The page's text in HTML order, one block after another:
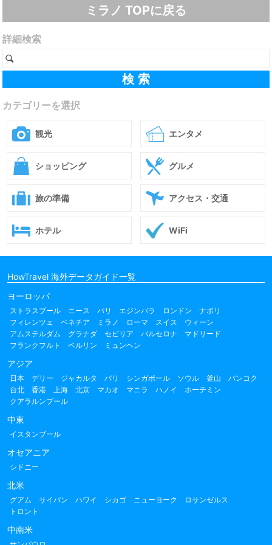
ミラノ TOPに戻る
詳細検索
カテゴリーを選択
観光 エンタメ
ショッピング グルメ
旅の準備 アクセス・交通
ホテル WiFi
HowTravel 海外データガイド一覧
ヨーロッパ
ストラスブール ニース パリ エジンバラ ロンドン
ナポリ
フィレンツェ
ベネチア ミラノ ローマ スイス
ウィーン
アムステルダム
グラナダ セビリア バルセロナ
マドリード
フランクフルト
ベルリン ミュンヘン
アジア
日本 デリー ジャカルタ バリ シンガポール ソウル 釜山
バンコク
台北
香港 上海 北京 マカオ マニラ ハノイ
ホーチミン
クアラルンプール
中東
イスタンブール
オセアニア
シドニー
北米
グアム サイパン ハワイ シカゴ ニューヨーク
ロサンゼルス
トロント
中南米